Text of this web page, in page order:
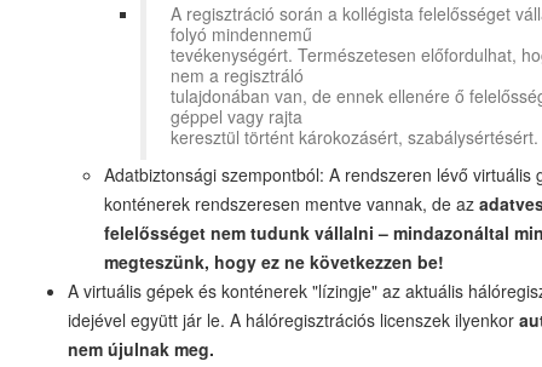
A regisztráció során a kollégista felelősséget
folyó mindennemű
tevékenységért. Természetesen előfordulhat,
nem a regisztráló
tulajdonában van, de ennek ellenére ő
géppel vagy rajta
keresztül történt károkozásért, szabálysértésért.
Adatbiztonsági szempontból: A rendszeren lévő virtuális
konténerek rendszeresen mentve vannak, de az
felelősséget nem tudunk vállalni – mindazonáltal
megteszünk, hogy ez ne következzen be!
A virtuális gépek és konténerek "lízingje" az aktuális
idejével együtt jár le. A hálóregisztrációs licenszek ilyenkor
nem újulnak meg.